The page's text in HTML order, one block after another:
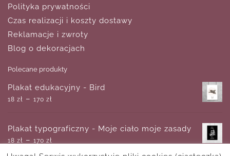
Polityka prywatności
Czas realizacji i koszty dostawy
Reklamacje i zwroty
Blog o dekoracjach
Polecane produkty
Plakat edukacyjny - Bird
18 zł – 170 zł
Plakat typograficzny - Moje ciało moje zasady
18 zł – 170 zł